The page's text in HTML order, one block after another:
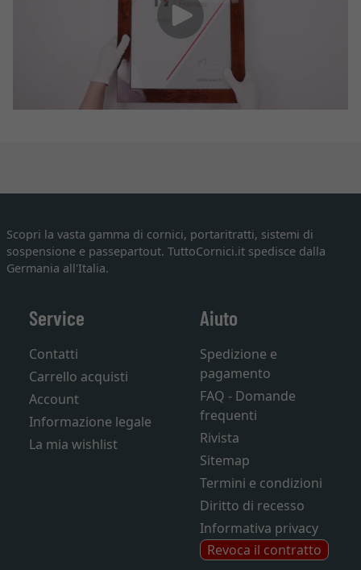
Scopri la vasta gamma di cornici, portaritratti, sistemi di
sospensione e passepartout. TuttoCornici.it spedisce dalla
Germania all'Italia.
Service
Contatti
Carrello acquisti
Account
Informazione legale
La mia wishlist
Aiuto
Spedizione e
pagamento
FAQ - Domande
frequenti
Rivista
Sitemap
Termini e condizioni
Diritto di recesso
Informativa privacy
Revoca il contratto